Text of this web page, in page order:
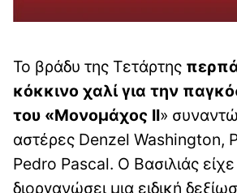
Το βράδυ της Τετάρτης
κόκκινο χαλί για την
του «Μονομάχος II»
αστέρες Denzel Washington,
Pedro Pascal. Ο Βασιλιάς
διοργανώσει μια ειδική